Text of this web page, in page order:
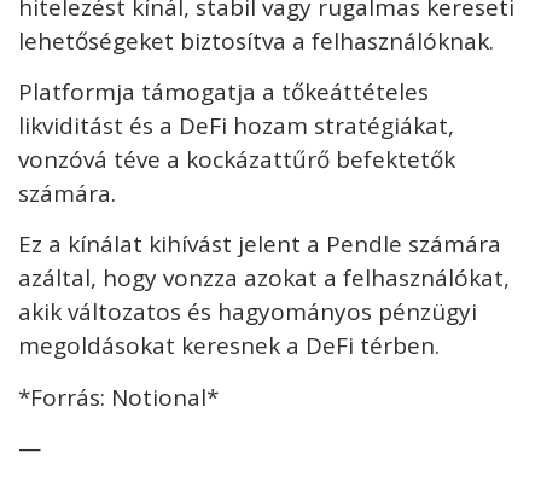
hitelezést kínál, stabil vagy rugalmas kereseti
lehetőségeket biztosítva a felhasználóknak.
Platformja támogatja a tőkeáttételes
likviditást és a DeFi hozam stratégiákat,
vonzóvá téve a kockázattűrő befektetők
számára.
Ez a kínálat kihívást jelent a Pendle számára
azáltal, hogy vonzza azokat a felhasználókat,
akik változatos és hagyományos pénzügyi
megoldásokat keresnek a DeFi térben.
*Forrás: Notional*
—